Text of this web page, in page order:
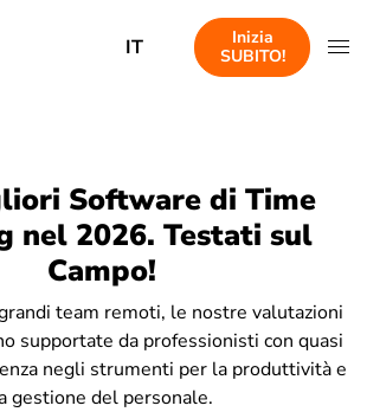
IT
Inizia
SUBITO!
Software di Time
nel 2026. Testati sul
Campo!
team remoti, le nostre valutazioni
supportate da professionisti con quasi
negli strumenti per la produttività e
gestione del personale.